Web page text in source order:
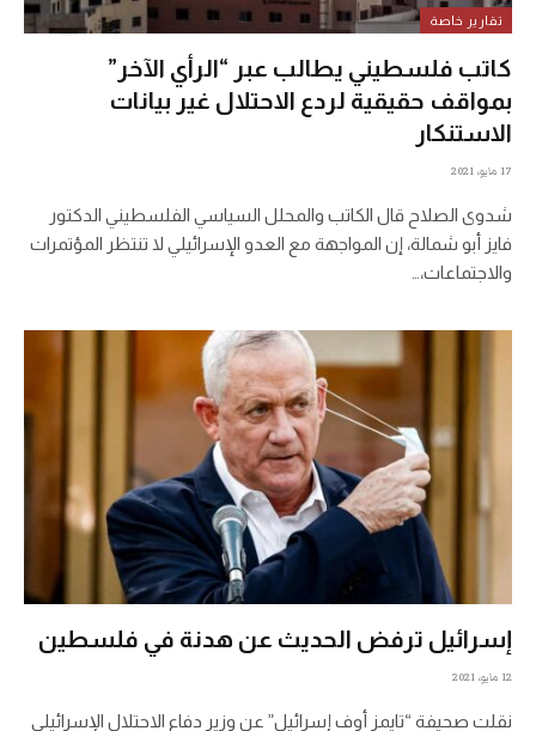
تقارير خاصة
كاتب فلسطيني يطالب عبر “الرأي الآخر”
بمواقف حقيقية لردع الاحتلال غير بيانات
الاستنكار
17 مايو، 2021
شدوى الصلاح قال الكاتب والمحلل السياسي الفلسطيني الدكتور
فايز أبو شمالة، إن المواجهة مع العدو الإسرائيلي لا تنتظر المؤتمرات
والاجتماعات،…
إسرائيل ترفض الحديث عن هدنة في فلسطين
12 مايو، 2021
نقلت صحيفة “تايمز أوف إسرائيل” عن وزير دفاع الاحتلال الإسرائيلي